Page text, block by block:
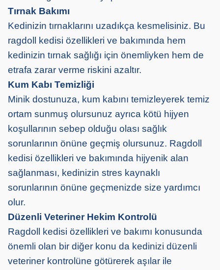
Tırnak Bakımı
Kedinizin tırnaklarını uzadıkça kesmelisiniz. Bu
ragdoll kedisi özellikleri ve bakımında hem
kedinizin tırnak sağlığı için önemliyken hem de
etrafa zarar verme riskini azaltır.
Kum Kabı Temizliği
Minik dostunuza, kum kabını temizleyerek temiz
ortam sunmuş olursunuz ayrıca kötü hijyen
koşullarının sebep olduğu olası sağlık
sorunlarının önüne geçmiş olursunuz. Ragdoll
kedisi özellikleri ve bakımında hijyenik alan
sağlanması, kedinizin stres kaynaklı
sorunlarının önüne geçmenizde size yardımcı
olur.
Düzenli Veteriner Hekim Kontrolü
Ragdoll kedisi özellikleri ve bakımı konusunda
önemli olan bir diğer konu da kedinizi düzenli
veteriner kontrolüne götürerek aşılar ile